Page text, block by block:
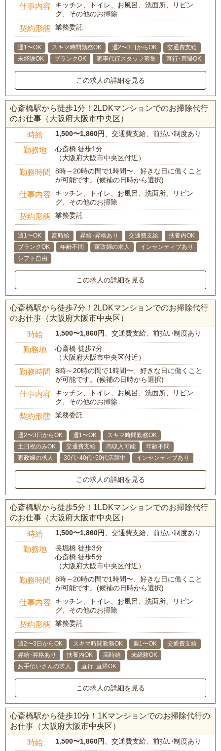
仕事内容
キッチン、トイレ、お風呂、洗面所、リビン
グ、その他のお掃除
契約形態 業務委託
週1〜OK スキマ時間勤務OK 週2〜3日からOK
交通費支給
未経験OK
ブランクOK 家事代行スタッフ募集 直行･直帰OK
この求人の詳細を見る
心斎橋駅から徒歩1分！2LDKマンションでのお掃除代行
のお仕事（大阪府大阪市中央区）
時給 1,500〜1,860円、交通費支給、前払い制度あり
勤務地
心斎橋 徒歩1分
（大阪府大阪市中央区付近）
勤務時間
8時～20時の間で1時間〜、好きな日に働くこと
が可能です。(候補の日時から選択)
仕事内容
キッチン、トイレ、お風呂、洗面所、リビン
グ、その他のお掃除
契約形態 業務委託
週1〜OK 高時給 昇給･昇格あり 交通費支給
扶養内OK
ブランクOK
年齢不問 家政婦の求人
インセンティブあり
シフト自由
この求人の詳細を見る
心斎橋駅から徒歩7分！2LDKマンションでのお掃除代行
のお仕事（大阪府大阪市中央区）
時給 1,500〜1,860円、交通費支給、前払い制度あり
勤務地
心斎橋 徒歩7分
（大阪府大阪市中央区付近）
勤務時間
8時～20時の間で1時間〜、好きな日に働くこと
が可能です。(候補の日時から選択)
仕事内容
キッチン、トイレ、お風呂、洗面所、リビン
グ、その他のお掃除
契約形態 業務委託
週2〜3日からOK 週1〜OK
スキマ時間勤務OK
土日祝のみOK
交通費支給 高収入可能
年齢不問
家政婦の求人
30代･40代･50代活躍中 インセンティブあり
この求人の詳細を見る
心斎橋駅から徒歩5分！1LDKマンションでのお掃除代行
のお仕事（大阪府大阪市中央区）
時給 1,500〜1,860円、交通費支給、前払い制度あり
勤務地
長堀橋 徒歩3分
心斎橋 徒歩5分
（大阪府大阪市中央区付近）
勤務時間
8時～20時の間で1時間〜、好きな日に働くこと
が可能です。(候補の日時から選択)
仕事内容
キッチン、トイレ、お風呂、洗面所、リビン
グ、その他のお掃除
契約形態 業務委託
週2〜3日からOK スキマ時間勤務OK 週1〜OK
交通費支給
昇給･昇格あり
扶養内OK 高時給
未経験OK
お手伝いさんの求人
直行･直帰OK
この求人の詳細を見る
心斎橋駅から徒歩10分！1Kマンションでのお掃除代行の
お仕事（大阪府大阪市中央区）
時給 1,500〜1,860円、交通費支給、前払い制度あり